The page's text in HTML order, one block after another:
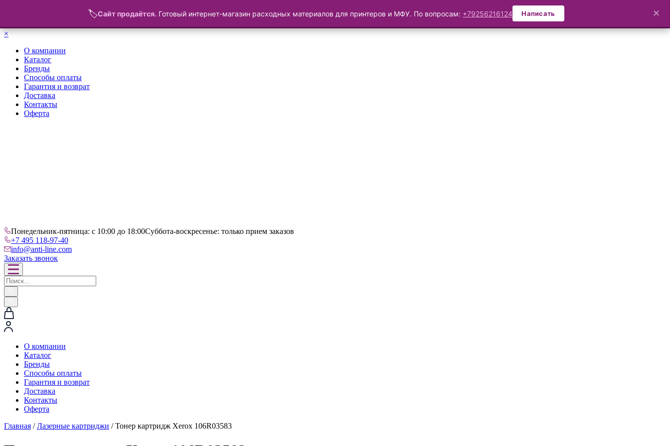
×
О компании
Каталог
Бренды
Способы оплаты
Гарантия и возврат
Доставка
Контакты
Оферта
Понедельник-пятница: с 10:00 до 18:00Суббота-воскресенье: только прием заказов
+7 495 118-97-40
info@anti-line.com
Заказать звонок
О компании
Каталог
Бренды
Способы оплаты
Гарантия и возврат
Доставка
Контакты
Оферта
Главная /Лазерные картриджи / Тонер картридж Xerox 106R03583
🏷️Сайт продаётся. Готовый интернет-магазин расходных материалов для принтеров и МФУ. По вопросам: +79256216124 Написать ✕